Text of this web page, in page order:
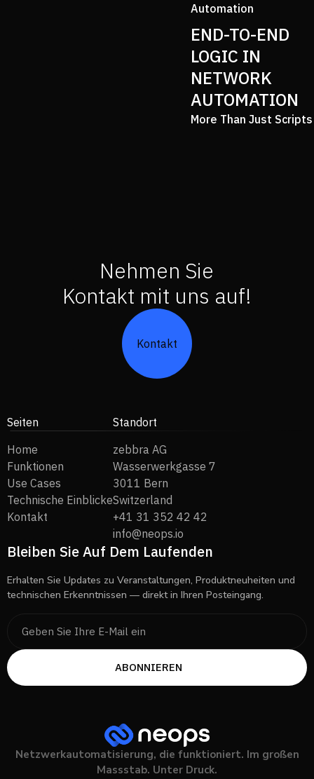
Automation
END-TO-END
LOGIC IN
NETWORK
AUTOMATION
More Than Just Scripts
Nehmen Sie
Kontakt mit uns auf!
Kontakt
Seiten
Home
Funktionen
Use Cases
Technische Einblicke
Kontakt
Standort
zebbra AG
Wasserwerkgasse 7
3011 Bern
Switzerland
+41 31 352 42 42
info@neops.io
Bleiben Sie Auf Dem Laufenden
Erhalten Sie Updates zu Veranstaltungen, Produktneuheiten und
technischen Erkenntnissen — direkt in Ihren Posteingang.
Netzwerkautomatisierung, die funktioniert. Im großen
Massstab. Unter Druck.